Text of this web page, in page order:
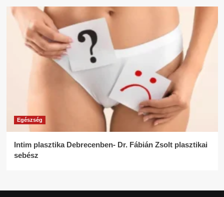
Egészség
Intim plasztika Debrecenben- Dr. Fábián Zsolt plasztikai
sebész